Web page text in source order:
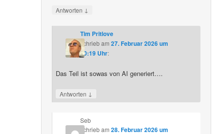
Antworten ↓
Tim Pritlove
schriebam 27. Februar 2026 um
20:19 Uhr:
Das Teil ist sowas von AI generiert….
Antworten ↓
Seb
schriebam 28. Februar 2026 um